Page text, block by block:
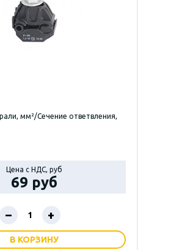
мм²/Сечение ответвления,
Цена с НДС, руб
69 руб
– +
В КОРЗИНУ